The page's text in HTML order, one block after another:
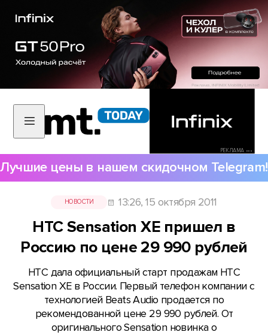
РЕКЛАМА •••
Лучшие цены в нашем скидочном Telegram!
НОВОСТИ 13:26, 15 октября 2011
HTC Sensation XE пришел в
Россию по цене 29 990 рублей
HTC дала официальный старт продажам HTC
Sensation XE в России. Первый телефон компании с
технологией Beats Audio продается по
рекомендованной цене 29 990 рублей. От
оригинального Sensation новинка о